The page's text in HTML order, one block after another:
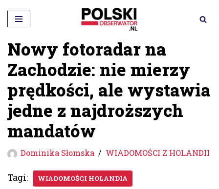
Przejdź
do
treści
Nowy fotoradar na
Zachodzie: nie mierzy
prędkości, ale wystawia
jedne z najdroższych
mandatów
Dominika Słomska WIADOMOŚCI Z HOLANDII
Tagi: WIADOMOŚCI HOLANDIA